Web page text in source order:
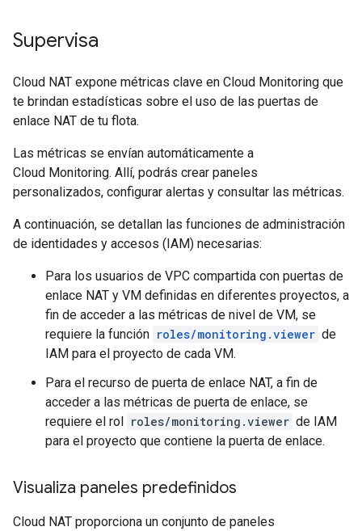
Supervisa
Cloud NAT expone métricas clave en Cloud Monitoring que
te brindan estadísticas sobre el uso de las puertas de
enlace NAT de tu flota.
Las métricas se envían automáticamente a
Cloud Monitoring. Allí, podrás crear paneles
personalizados, configurar alertas y consultar las métricas.
A continuación, se detallan las funciones de administración
de identidades y accesos (IAM) necesarias:
Para los usuarios de VPC compartida con puertas de
enlace NAT y VM definidas en diferentes proyectos, a
fin de acceder a las métricas de nivel de VM, se
requiere la función roles/monitoring.viewer de
IAM para el proyecto de cada VM.
Para el recurso de puerta de enlace NAT, a fin de
acceder a las métricas de puerta de enlace, se
requiere el rol
roles/monitoring.viewer de IAM
para el proyecto que contiene la puerta de enlace.
Visualiza paneles predefinidos
Cloud NAT proporciona un conjunto de paneles